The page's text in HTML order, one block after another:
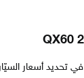
تحديد أسعار